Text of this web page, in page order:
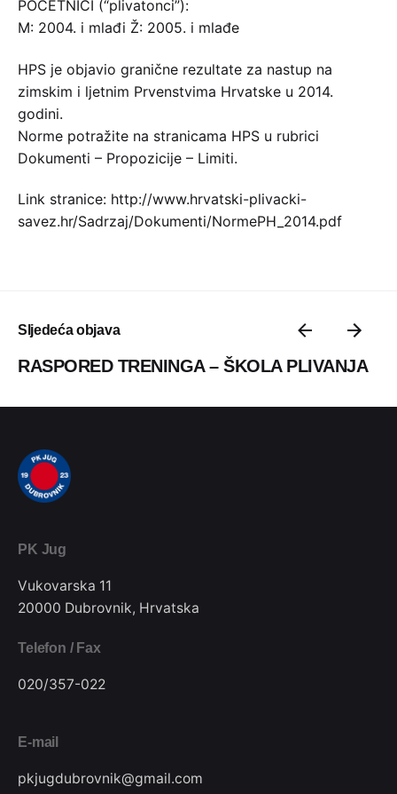
POČETNICI (“plivatonci”):
M: 2004. i mlađi Ž: 2005. i mlađe
HPS je objavio granične rezultate za nastup na
zimskim i ljetnim Prvenstvima Hrvatske u 2014.
godini.
Norme potražite na stranicama HPS u rubrici
Dokumenti – Propozicije – Limiti.
Link stranice: http://www.hrvatski-plivacki-
savez.hr/Sadrzaj/Dokumenti/NormePH_2014.pdf
Sljedeća objava
RASPORED TRENINGA – ŠKOLA PLIVANJA
PK Jug
Vukovarska 11
20000 Dubrovnik, Hrvatska
Telefon / Fax
020/357-022
E-mail
pkjugdubrovnik@gmail.com